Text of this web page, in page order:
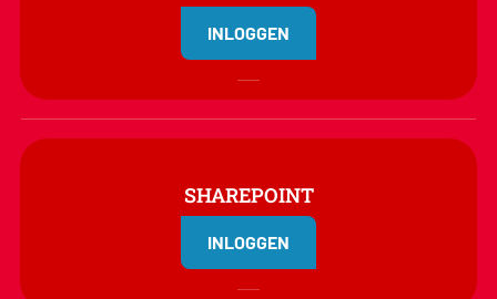
INLOGGEN
SHAREPOINT
INLOGGEN